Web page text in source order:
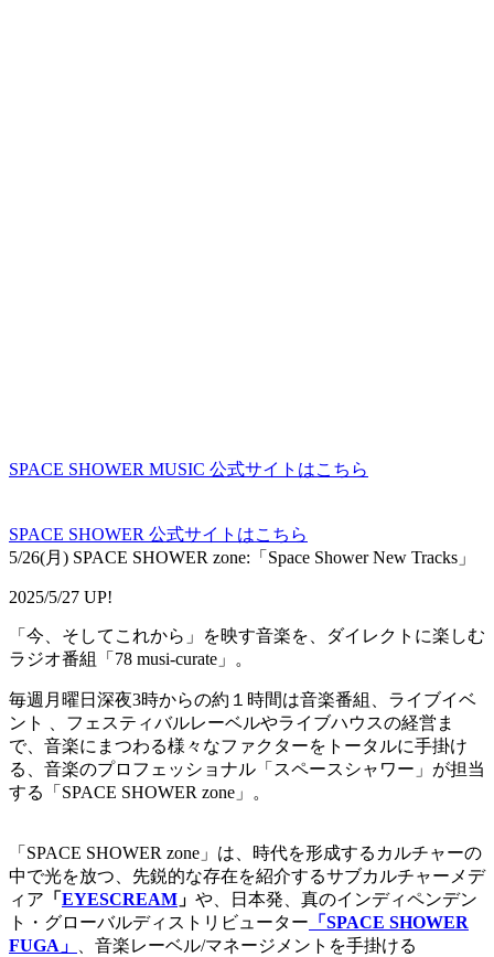
SPACE SHOWER MUSIC 公式サイトはこちら
SPACE SHOWER 公式サイトはこちら
5/26(月) SPACE SHOWER zone:「Space Shower New Tracks」
2025/5/27 UP!
「今、そしてこれから」を映す音楽を、ダイレクトに楽しむ
ラジオ番組「78 musi-curate」。
毎週月曜日深夜3時からの約１時間は音楽番組、ライブイベ
ント 、フェスティバルレーベルやライブハウスの経営ま
で、音楽にまつわる様々なファクターをトータルに手掛け
る、音楽のプロフェッショナル「スペースシャワー」が担当
する「SPACE SHOWER zone」。
「SPACE SHOWER zone」は、時代を形成するカルチャーの
中で光を放つ、先鋭的な存在を紹介するサブカルチャーメデ
ィア 「 EYESCREAM 」 や、日本発、真のインディペンデン
ト・グローバルディストリビューター 「SPACE SHOWER
FUGA」
、音楽レーベル/マネージメントを手掛ける